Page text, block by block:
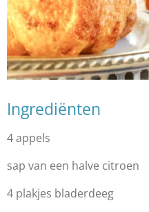
Ingrediënten
4 appels
sap van een halve citroen
4 plakjes bladerdeeg